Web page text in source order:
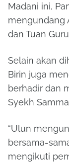
Madani ini,
mengundang
dan Tuan
Selain akan
Birin juga
berhadir dan
Syekh
“Ulun
bersama-
mengikuti